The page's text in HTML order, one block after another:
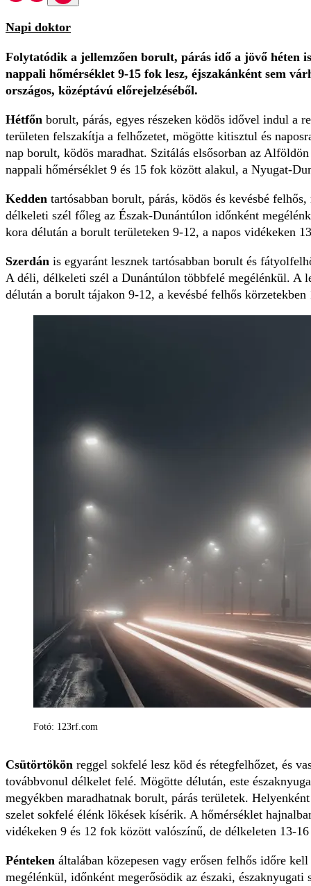
Napi doktor
Folytatódik a jellemzően borult, párás idő a jövő héten
nappali hőmérséklet 9-15 fok lesz, éjszakánként sem
országos, középtávú előrejelzéséből.
Hétfőn borult, párás, egyes részeken ködös idővel indul a
területen felszakítja a felhőzetet, mögötte kitisztul és
nap borult, ködös maradhat. Szitálás elsősorban az
nappali hőmérséklet 9 és 15 fok között alakul, a Nyugat-
Kedden tartósabban borult, párás, ködös és kevésbé
délkeleti szél főleg az Észak-Dunántúlon időnként
kora délután a borult területeken 9-12, a napos vidékeken
Szerdán is egyaránt lesznek tartósabban borult és
A déli, délkeleti szél a Dunántúlon többfelé megélénkül. A
délután a borult tájakon 9-12, a kevésbé felhős
Fotó: 123rf.com
Csütörtökön reggel sokfelé lesz köd és rétegfelhőzet, és
továbbvonul délkelet felé. Mögötte délután, este
megyékben maradhatnak borult, párás területek.
szelet sokfelé élénk lökések kísérik. A hőmérséklet
vidékeken 9 és 12 fok között valószínű, de délkeleten 13-
Pénteken általában közepesen vagy erősen felhős időre
megélénkül, időnként megerősödik az északi,